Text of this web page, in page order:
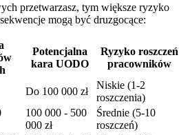
przetwarzasz, tym większe ryzyko
mogą być druzgocące:
Potencjalna
kara UODO
Ryzyko roszczeń
pracowników
Do 100 000 zł
Niskie (1-2
roszczenia)
100 000 - 500
000 zł
Średnie (5-10
roszczeń)